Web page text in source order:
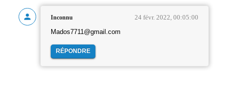
Inconnu 24 févr. 2022, 00:05:00
Mados7711@gmail.com
RÉPONDRE